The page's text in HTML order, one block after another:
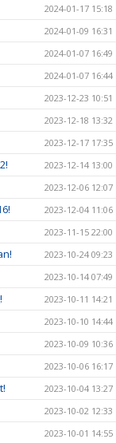
2024-01-17 15:18
2024-01-09 16:31
2024-01-07 16:49
2024-01-07 16:44
2023-12-23 10:51
2023-12-18 13:32
2023-12-17 17:35
2023-12-14 13:00
2023-12-06 12:07
2023-12-04 11:06
2023-11-15 22:00
2023-10-24 09:23
2023-10-14 07:49
2023-10-11 14:21
2023-10-10 14:44
2023-10-09 10:36
2023-10-06 16:17
2023-10-04 13:27
2023-10-02 12:33
2023-10-01 14:55